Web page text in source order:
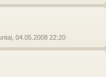
04.05.2008 22:20